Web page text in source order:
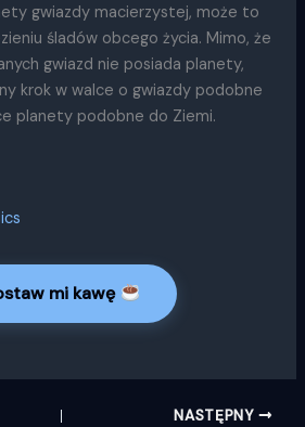
gwiazdy macierzystej, może to
śladów obcego życia. Mimo, że
gwiazd nie posiada planety,
krok w walce o gwiazdy podobne
planety podobne do Ziemi.
mi kawę
NASTĘPNY